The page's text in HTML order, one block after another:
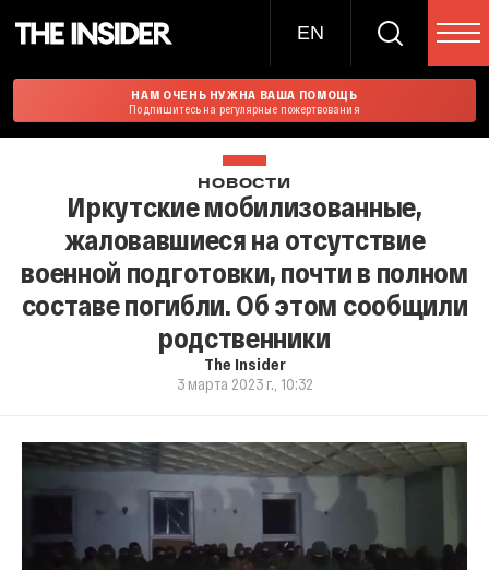
EN
НАМ ОЧЕНЬ НУЖНА ВАША ПОМОЩЬ
Подпишитесь на регулярные пожертвования
НОВОСТИ
Иркутские мобилизованные,
жаловавшиеся на отсутствие
военной подготовки, почти в полном
составе погибли. Об этом сообщили
родственники
The Insider
3 марта 2023 г., 10:32